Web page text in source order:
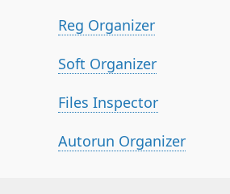
Reg Organizer
Soft Organizer
Files Inspector
Autorun Organizer